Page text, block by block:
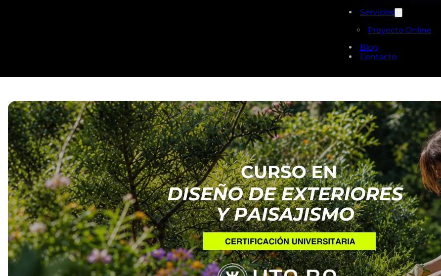
Servicios
Proyecto Online
Blog
Contacto